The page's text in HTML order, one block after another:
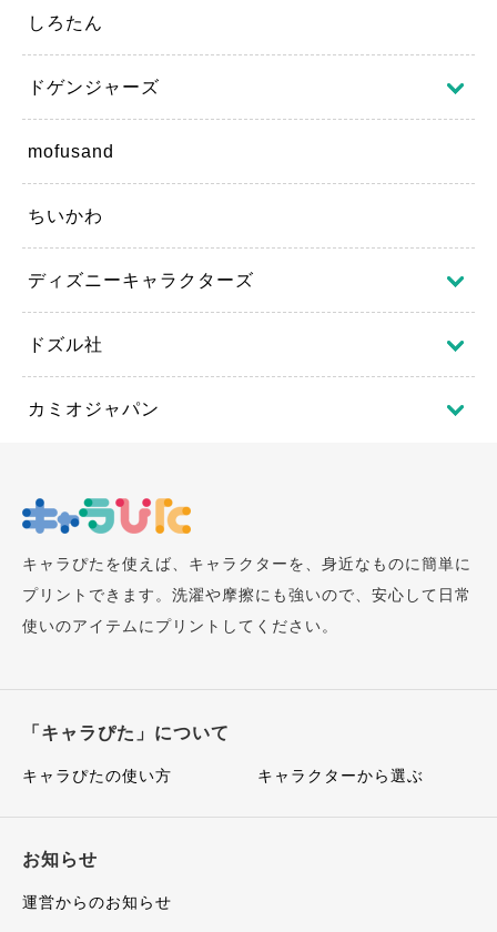
しろたん
ドゲンジャーズ
mofusand
ちいかわ
ディズニーキャラクターズ
ドズル社
カミオジャパン
キャラぴたを使えば、キャラクターを、身近なものに簡単に
プリントできます。洗濯や摩擦にも強いので、安心して日常
使いのアイテムにプリントしてください。
「キャラぴた」について
キャラぴたの使い方 キャラクターから選ぶ
お知らせ
運営からのお知らせ